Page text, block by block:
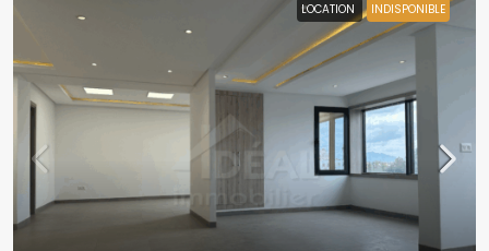
LOCATION INDISPONIBLE